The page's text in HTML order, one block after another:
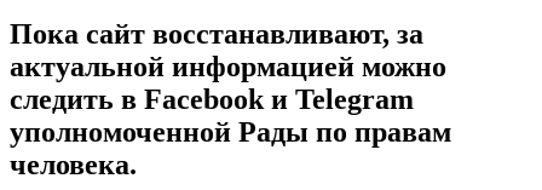
Пока сайт восстанавливают, за
актуальной информацией можно
следить в Facebook и Telegram
уполномоченной Рады по правам
человека.